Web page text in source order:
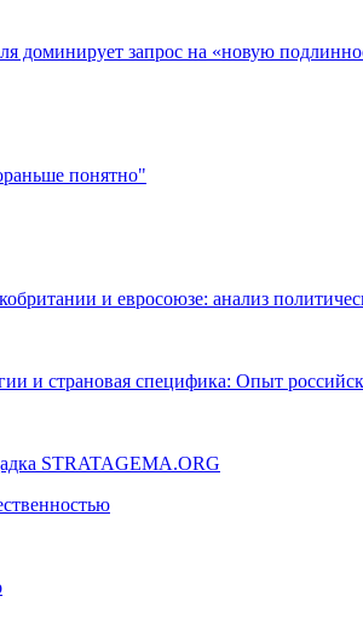
доминирует запрос на «новую
понятно"
и евросоюзе: анализ
и страновая специфика: Опыт
STRATAGEMA.ORG